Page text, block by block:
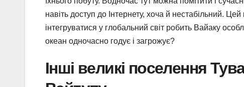
навіть доступ до Інтернету, хоча й нестабільний.
інтегруватися у глобальний світ робить Вайаку
океан одночасно годує і загрожує?
Інші великі поселення